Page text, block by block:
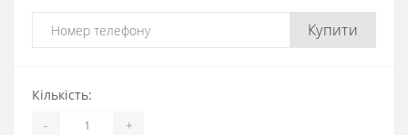
Купити
Кількість:
- +